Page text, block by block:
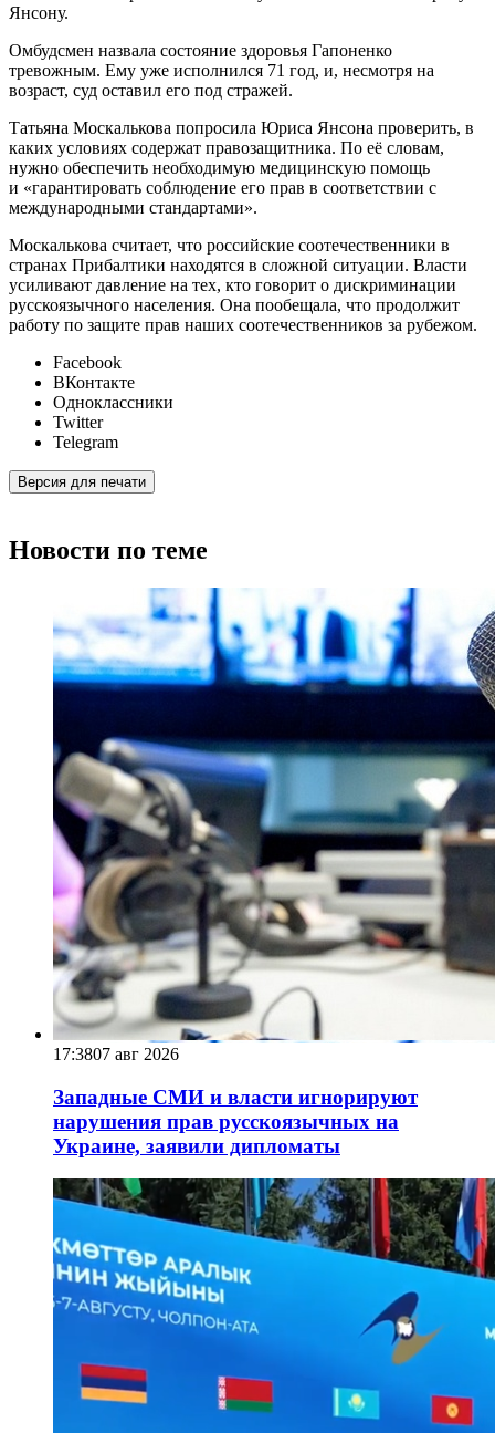
Янсону.
Омбудсмен назвала состояние здоровья Гапоненко
тревожным. Ему уже исполнился 71 год, и, несмотря на
возраст, суд оставил его под стражей.
Татьяна Москалькова попросила Юриса Янсона проверить, в
каких условиях содержат правозащитника. По её словам,
нужно обеспечить необходимую медицинскую помощь
и «гарантировать соблюдение его прав в соответствии с
международными стандартами».
Москалькова считает, что российские соотечественники в
странах Прибалтики находятся в сложной ситуации. Власти
усиливают давление на тех, кто говорит о дискриминации
русскоязычного населения. Она пообещала, что продолжит
работу по защите прав наших соотечественников за рубежом.
Facebook
ВКонтакте
Одноклассники
Twitter
Telegram
Версия для печати
Новости по теме
17:3807 авг 2026
Западные СМИ и власти игнорируют
нарушения прав русскоязычных на
Украине, заявили дипломаты